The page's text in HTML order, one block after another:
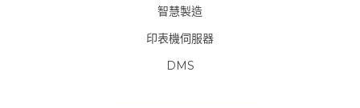
智慧製造
印表機伺服器
DMS